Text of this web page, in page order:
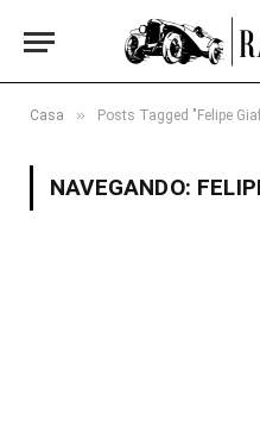
Casa » Posts Tagged "Felipe
NAVEGANDO: